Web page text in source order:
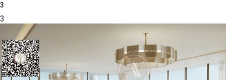
3
3